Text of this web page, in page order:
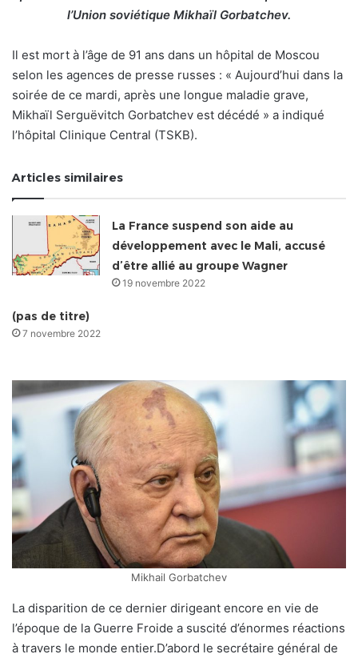
l’Union soviétique Mikhaïl Gorbatchev.
Il est mort à l’âge de 91 ans dans un hôpital de Moscou
selon les agences de presse russes : « Aujourd’hui dans la
soirée de ce mardi, après une longue maladie grave,
Mikhaïl Serguëvitch Gorbatchev est décédé » a indiqué
l’hôpital Clinique Central (TSKB).
Articles similaires
La France suspend son aide au
développement avec le Mali, accusé
d’être allié au groupe Wagner
19 novembre 2022
(pas de titre)
7 novembre 2022
Mikhail Gorbatchev
La disparition de ce dernier dirigeant encore en vie de
l’époque de la Guerre Froide a suscité d’énormes réactions
à travers le monde entier.D’abord le secrétaire général de